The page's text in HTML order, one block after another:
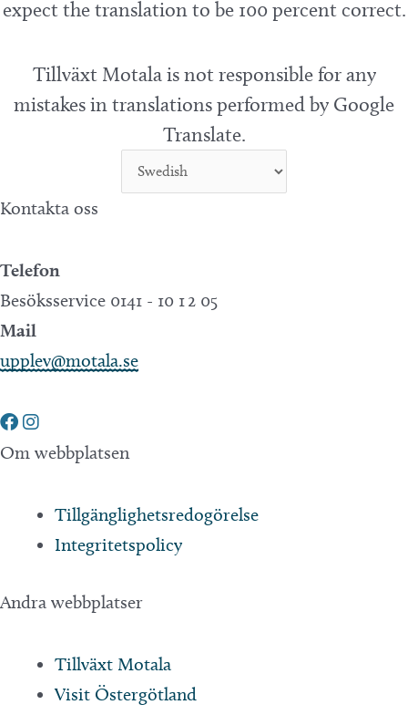
expect the translation to be 100 percent correct.
Tillväxt Motala is not responsible for any
mistakes in translations performed by Google
Translate.
Kontakta oss
Telefon
Besöksservice 0141 - 10 1 2 05
Mail
upplev@motala.se
Om webbplatsen
Tillgänglighetsredogörelse
Integritetspolicy
Andra webbplatser
Tillväxt Motala
Visit Östergötland